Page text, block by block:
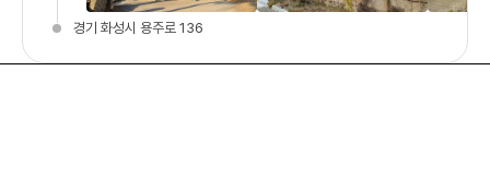
경기 화성시 용주로 136